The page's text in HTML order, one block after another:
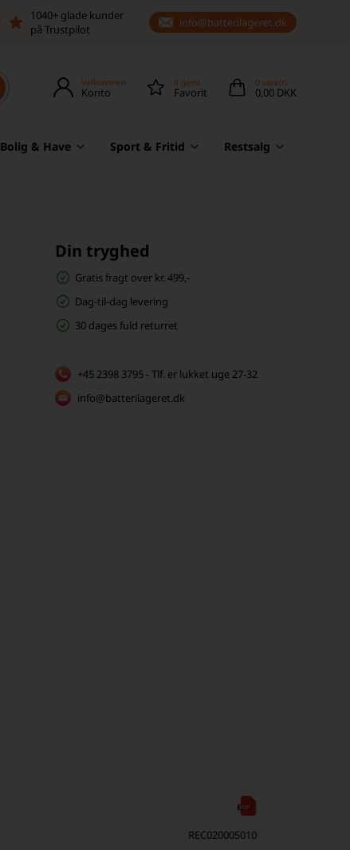
1040+ glade kunder
på Trustpilot
info@batterilageret.dk
Velkommen
Konto
0 gemt
Favorit
0 vare(r)
0,00 DKK
Bolig & Have Sport & Fritid Restsalg
Din tryghed
Gratis fragt over kr. 499,-
Dag-til-dag levering
30 dages fuld returret
+45 2398 3795 - Tlf. er lukket uge 27-32
info@batterilageret.dk
REC020005010